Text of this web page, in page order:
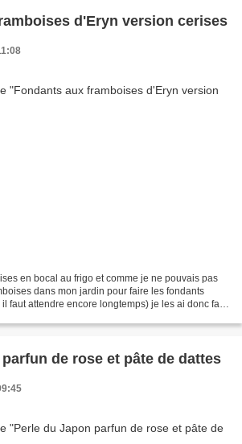
d'Eryn version cerises
en bocal au frigo et comme je ne pouvais pas
dans mon jardin pour faire les fondants
faut attendre encore longtemps) je les ai donc fais
de rose et pâte de dattes